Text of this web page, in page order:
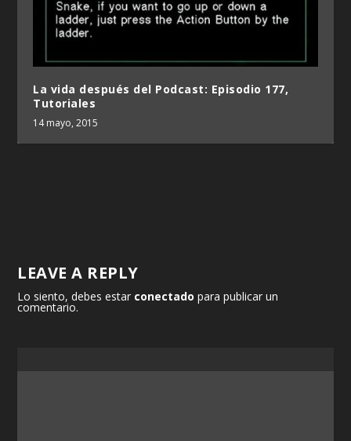
La vida después del Podcast: Episodio 177,
Tutoriales
14 mayo, 2015
LEAVE A REPLY
Lo siento, debes estar conectado para publicar un
comentario.